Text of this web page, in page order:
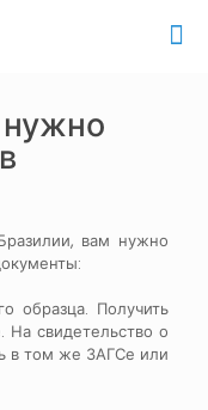
вам нужно
образца. Получить
свидетельство о
в том же ЗАГСе или